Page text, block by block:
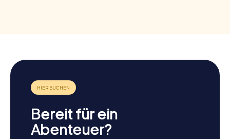
Bereit für ein
Abenteuer?